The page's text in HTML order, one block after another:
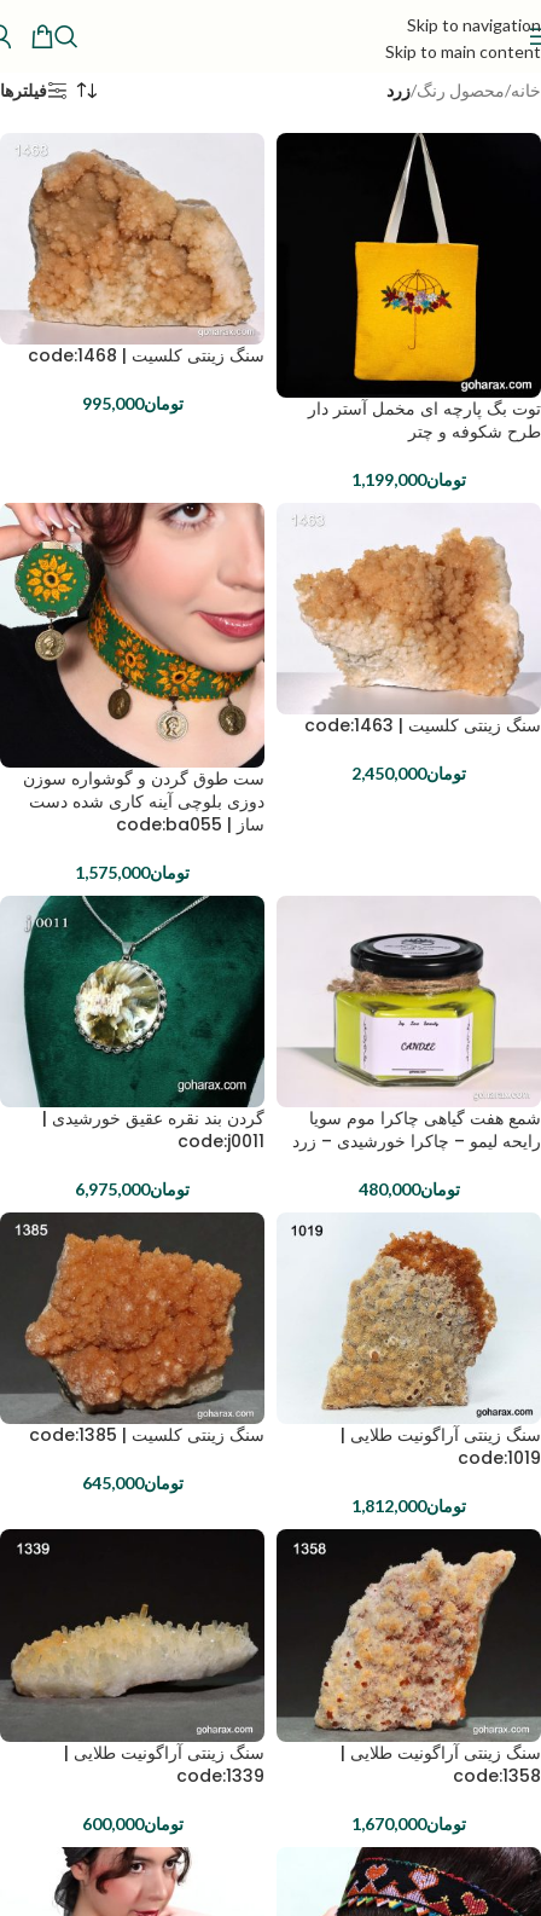
Skip to navigation
Skip to main content
خانه/محصول رنگ/زرد فیلترها
توت بگ پارچه ای مخمل آستر دار
طرح شکوفه و چتر
تومان1,199,000
سنگ زینتی کلسیت | code:1468
تومان995,000
سنگ زینتی کلسیت | code:1463
تومان2,450,000
ست طوق گردن و گوشواره سوزن
دوزی بلوچی آینه کاری شده دست
ساز | code:ba055
تومان1,575,000
شمع هفت گیاهی چاکرا موم سویا
رایحه لیمو – چاکرا خورشیدی – زرد
تومان480,000
گردن بند نقره عقیق خورشیدی |
code:j0011
تومان6,975,000
سنگ زینتی آراگونیت طلایی |
code:1019
تومان1,812,000
سنگ زینتی کلسیت | code:1385
تومان645,000
سنگ زینتی آراگونیت طلایی |
code:1358
تومان1,670,000
سنگ زینتی آراگونیت طلایی |
code:1339
تومان600,000